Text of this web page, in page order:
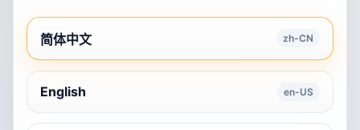
简体中文 zh-CN
English en-US